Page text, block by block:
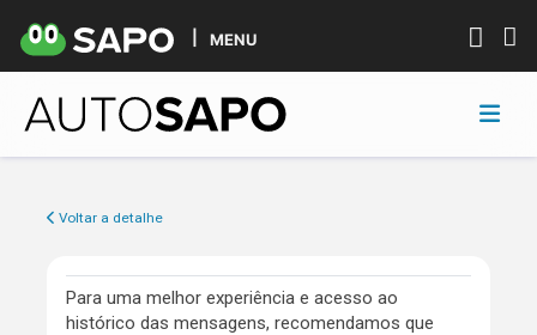
MENU
Voltar a detalhe
Para uma melhor experiência e acesso ao
histórico das mensagens, recomendamos que